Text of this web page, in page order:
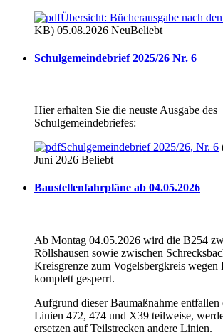
Übersicht: Bücherausgabe nach
KB) 05.08.2026 NeuBeliebt
Schulgemeindebrief 2025/26 Nr. 6
Hier erhalten Sie die neuste Ausgabe des
Schulgemeindebriefes:
Schulgemeindebrief 2025/26, Nr. 6
Juni 2026 Beliebt
Baustellenfahrpläne ab 04.05.2026
Ab Montag 04.05.2026 wird die B254
Röllshausen sowie zwischen
Kreisgrenze zum Vogelsbergkreis wegen
komplett gesperrt.
Aufgrund dieser Baumaßnahme entfallen
Linien 472, 474 und X39 teilweise,
ersetzen auf Teilstrecken andere Linien.